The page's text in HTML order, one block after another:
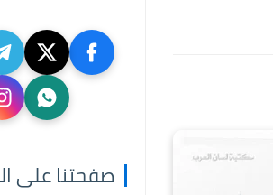
صفحتنا على